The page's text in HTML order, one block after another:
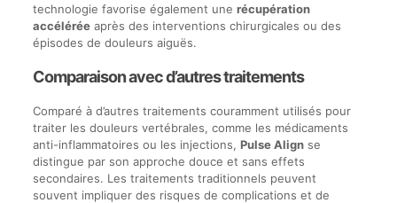
technologie favorise également une récupération
accéléréeaprès des interventions chirurgicales ou des
épisodes de douleurs aiguës.
Comparaison avec d’autres traitements
Comparé à d’autres traitements couramment utilisés pour
traiter les douleurs vertébrales, comme les médicaments
anti-inflammatoires ou les injections, Pulse Alignse
distingue par son approche douce et sans effets
secondaires. Les traitements traditionnels peuvent
souvent impliquer des risques de complications et de